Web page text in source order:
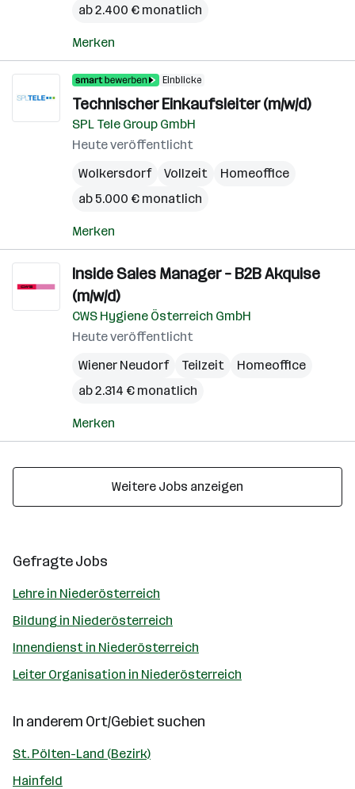
ab 2.400 € monatlich
Merken
Einblicke
Technischer Einkaufsleiter (m/w/d)
SPL Tele Group GmbH
Heute veröffentlicht
Wolkersdorf
Vollzeit
Homeoffice
ab 5.000 € monatlich
Merken
Inside Sales Manager – B2B Akquise
(m/w/d)
CWS Hygiene Österreich GmbH
Heute veröffentlicht
Wiener Neudorf
Teilzeit
Homeoffice
ab 2.314 € monatlich
Merken
Weitere Jobs anzeigen
Gefragte Jobs
Lehre in Niederösterreich
Bildung in Niederösterreich
Innendienst in Niederösterreich
Leiter Organisation in Niederösterreich
In anderem Ort/Gebiet suchen
St. Pölten-Land (Bezirk)
Hainfeld